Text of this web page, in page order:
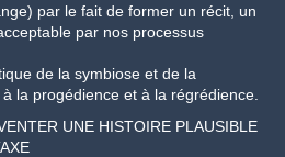
par le fait de former un récit, un
par nos processus
de la symbiose et de la
la progédience et à la régrédience.
UNE HISTOIRE PLAUSIBLE